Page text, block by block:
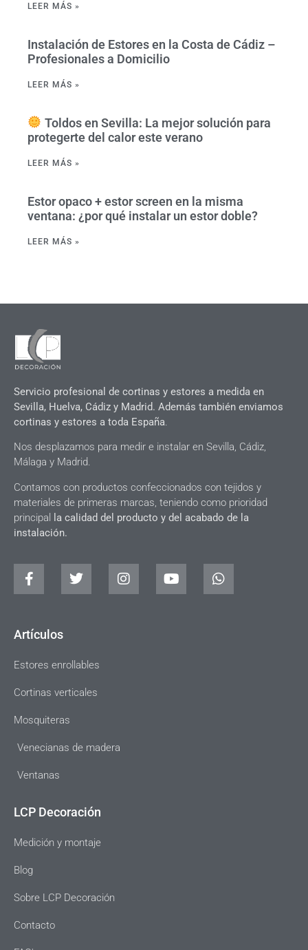
LEER MÁS »
Instalación de Estores en la Costa de Cádiz –
Profesionales a Domicilio
LEER MÁS »
Toldos en Sevilla: La mejor solución para
protegerte del calor este verano
LEER MÁS »
Estor opaco + estor screen en la misma
ventana: ¿por qué instalar un estor doble?
LEER MÁS »
Servicio profesional de cortinas y estores a medida en
Sevilla, Huelva, Cádiz y Madrid. Además también enviamos
cortinas y estores a toda España.
Nos desplazamos para medir e instalar en Sevilla, Cádiz,
Málaga y Madrid.
Contamos con productos confeccionados con tejidos y
materiales de primeras marcas, teniendo como prioridad
principal
la calidad del producto y del acabado de la
instalación.
Artículos
Estores enrollables
Cortinas verticales
Mosquiteras
Venecianas de madera
Ventanas
LCP Decoración
Medición y montaje
Blog
Sobre LCP Decoración
Contacto